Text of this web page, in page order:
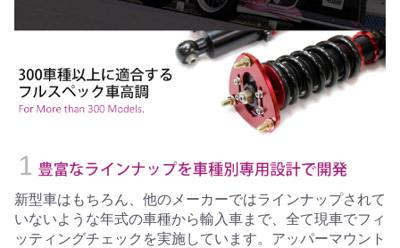
新型車はもちろん、他のメーカーではラインナップされて
いないような年式の車種から輸入車まで、全て現車でフィ
ッティングチェックを実施しています。アッパーマウント